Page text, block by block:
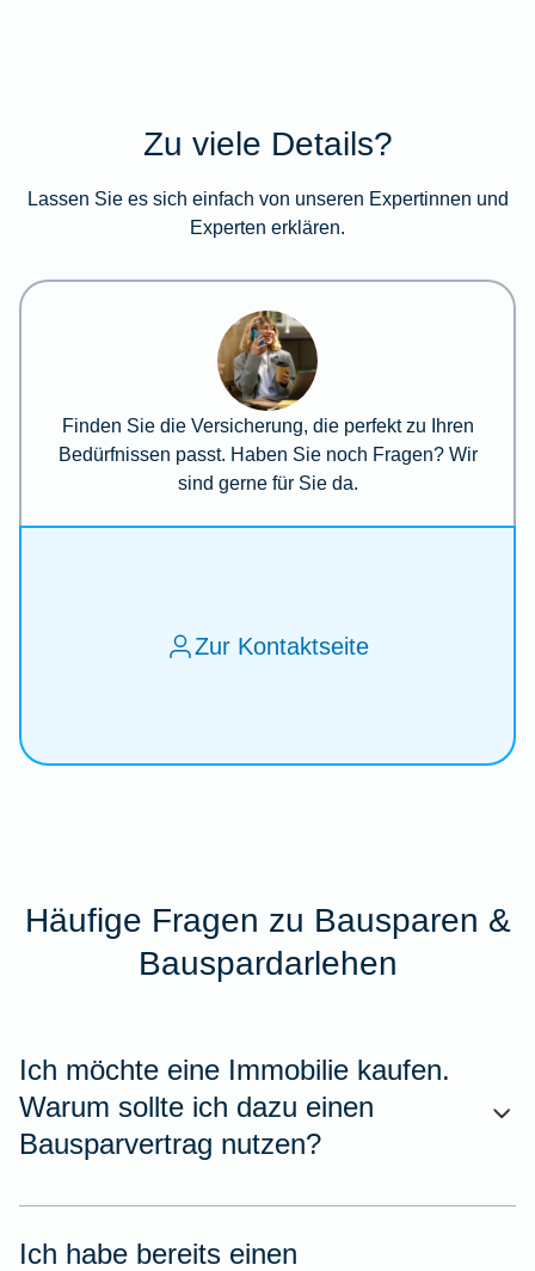
Zu viele Details?
Lassen Sie es sich einfach von unseren Expertinnen und
Experten erklären.
Finden Sie die Versicherung, die perfekt zu Ihren
Bedürfnissen passt. Haben Sie noch Fragen? Wir
sind gerne für Sie da.
Zur Kontaktseite
Häufige Fragen zu Bausparen &
Bauspardarlehen
Ich möchte eine Immobilie kaufen.
Warum sollte ich dazu einen
Bausparvertrag nutzen?
Ich habe bereits einen